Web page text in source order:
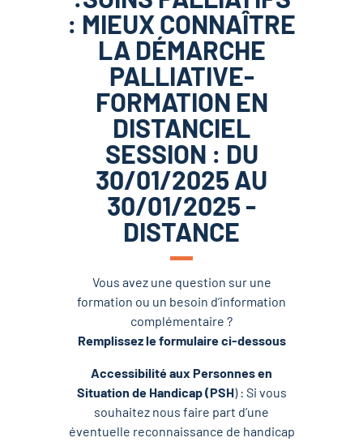
: MIEUX CONNAÎTRE
LA DÉMARCHE
PALLIATIVE-
FORMATION EN
DISTANCIEL
SESSION : DU
30/01/2025 AU
30/01/2025 -
DISTANCE
Vous avez une question sur une
formation ou un besoin d’information
complémentaire ?
Remplissez le formulaire ci-dessous
Accessibilité aux Personnes en
Situation de Handicap (PSH) : Si vous
souhaitez nous faire part d’une
éventuelle reconnaissance de handicap